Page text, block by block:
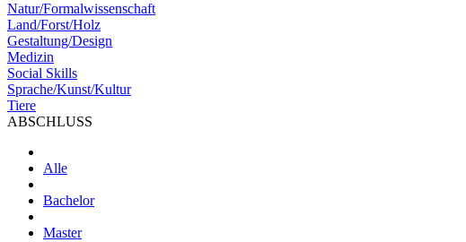
Natur/Formalwissenschaft
Land/Forst/Holz
Gestaltung/Design
Medizin
Social Skills
Sprache/Kunst/Kultur
Tiere
ABSCHLUSS
Alle
Bachelor
Master